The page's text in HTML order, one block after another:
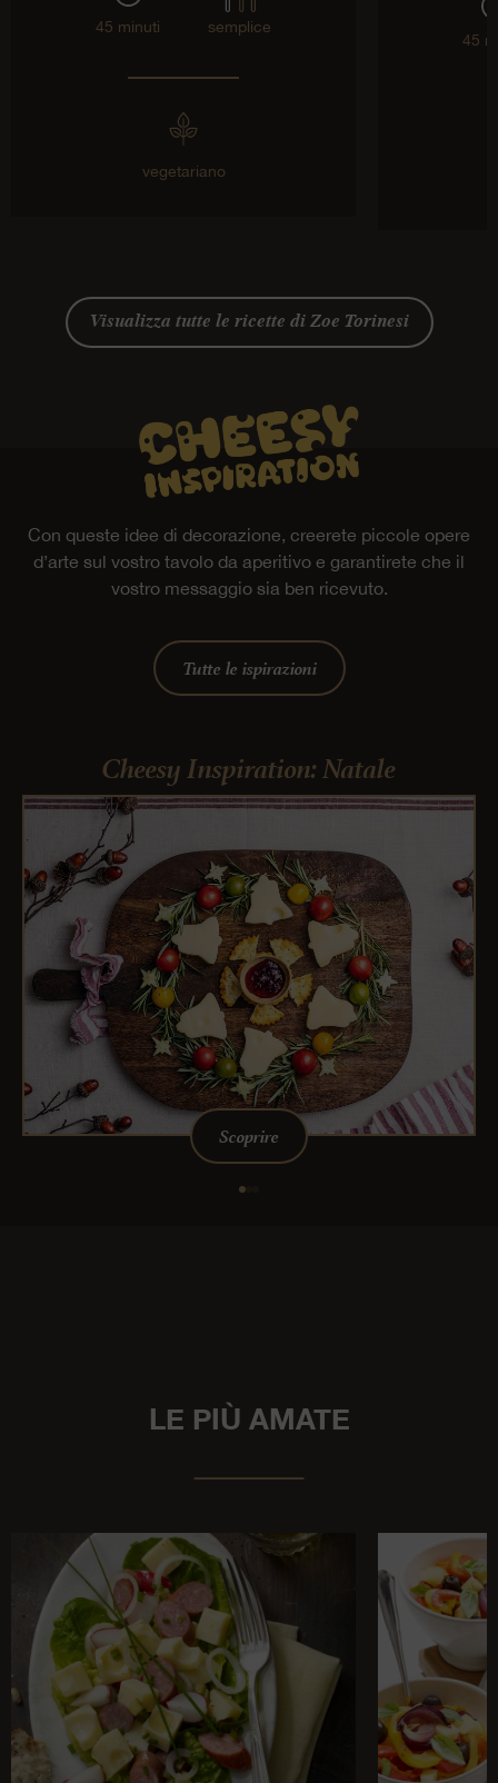
45 minuti semplice
vegetariano
45
Visualizza tutte le ricette di Zoe Torinesi
Con queste idee di decorazione, creerete piccole opere
d’arte sul vostro tavolo da aperitivo e garantirete che il
vostro messaggio sia ben ricevuto.
Tutte le ispirazioni
Cheesy Inspiration: Natale
Scoprire
LE PIÙ AMATE